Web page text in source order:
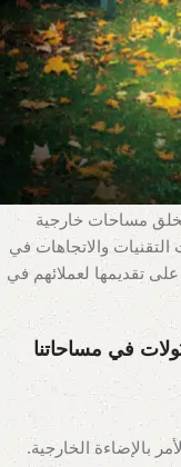
وجذابة، وتوسيع نطاق
الخيارات المتنوعة
والبُولات (الأعمدة)
الخارجية
بمعايير اختيارها
سنركز بشكل خاص على
لخلق مساحات خارجية
والاتجاهات في
على تقديمها لعملائهم في
في مساحاتنا
بالإضاءة الخارجية.